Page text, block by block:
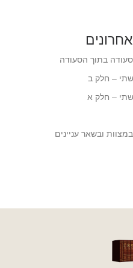
בתוך הסעודה
– חלק ב
– חלק א
ובשאר עניינים